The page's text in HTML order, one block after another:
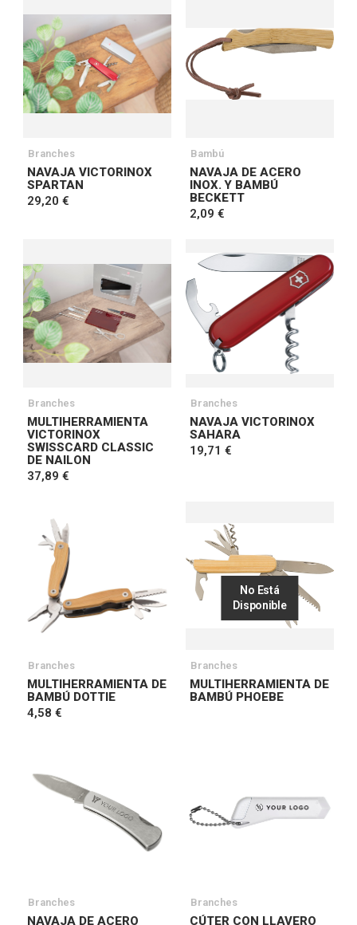
Branches
NAVAJA VICTORINOX
SPARTAN
29,20 €
Bambú
NAVAJA DE ACERO
INOX. Y BAMBÚ
BECKETT
2,09 €
Branches
MULTIHERRAMIENTA
VICTORINOX
SWISSCARD CLASSIC
DE NAILON
37,89 €
Branches
NAVAJA VICTORINOX
SAHARA
19,71 €
Branches
MULTIHERRAMIENTA DE
BAMBÚ DOTTIE
4,58 €
No Está
Disponible
Branches
MULTIHERRAMIENTA DE
BAMBÚ PHOEBE
Branches
NAVAJA DE ACERO
Branches
CÚTER CON LLAVERO